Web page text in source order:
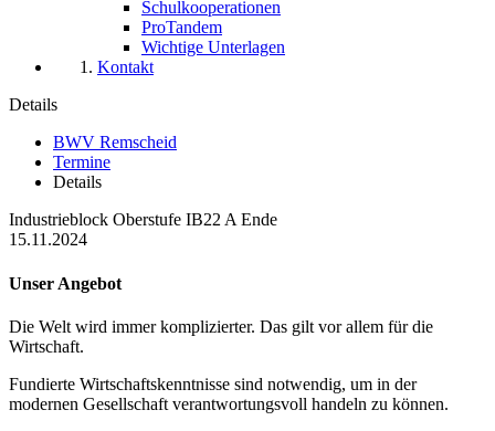
Schulkooperationen
ProTandem
Wichtige Unterlagen
Kontakt
Details
BWV Remscheid
Termine
Details
Industrieblock Oberstufe IB22 A Ende
15.11.2024
Unser Angebot
Die Welt wird immer komplizierter. Das gilt vor allem für die
Wirtschaft.
Fundierte Wirtschaftskenntnisse sind notwendig, um in der
modernen Gesellschaft verantwortungsvoll handeln zu können.